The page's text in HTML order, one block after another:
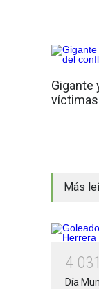
Gigante
Más
4 031
Día